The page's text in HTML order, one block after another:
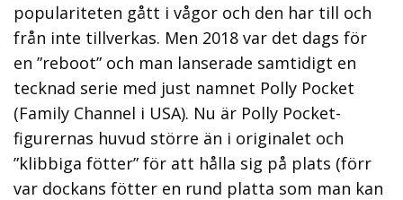
populariteten gått i vågor och den har till och
från inte tillverkas. Men 2018 var det dags för
en ”reboot” och man lanserade samtidigt en
tecknad serie med just namnet Polly Pocket
(Family Channel i USA). Nu är Polly Pocket-
figurernas huvud större än i originalet och
”klibbiga fötter” för att hålla sig på plats (förr
var dockans fötter en rund platta som man kan